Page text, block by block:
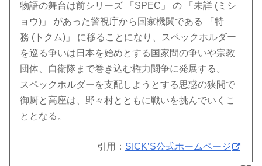
物語の舞台は前シリーズ 「SPEC」 の 「未詳 (ミシ
ョウ)」 があった警視庁から国家機関である 「特
務 (トクム)」 に移ることになり、スペックホルダー
を巡る争いは日本を始めとする国家間の争いや宗教
団体、自衛隊まで巻き込む権力闘争に発展する。
スペックホルダーを支配しようとする思惑の狭間で
御厨と高座は、野々村とともに戦いを挑んでいくこ
ととなる。
引用： SICK’S公式ホームページ